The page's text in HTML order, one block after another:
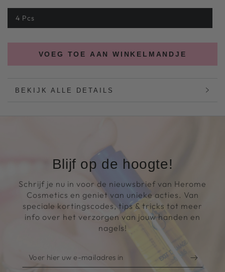
4 Pcs
VOEG TOE AAN WINKELMANDJE
BEKIJK ALLE DETAILS
Blijf op de hoogte!
Schrijf je nu in voor de nieuwsbrief van Herome
Cosmetics en geniet van unieke acties. Van
speciale kortingscodes, tips & tricks tot meer
info over het verzorgen van jouw handen en
nagels!
Voer
hier